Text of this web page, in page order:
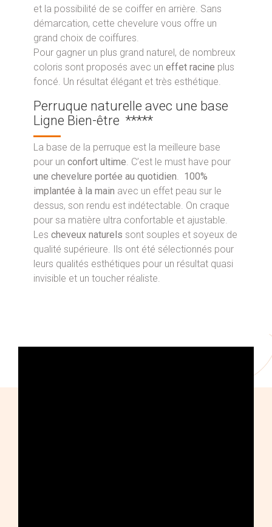
et la possibilité de se coiffer en arrière. Sans
démarcation, cette chevelure vous offre un
grand choix de coiffures.
Pour gagner un plus grand naturel, de nombreux
coloris sont proposés avec un effet racine plus
foncé. Un résultat élégant et très esthétique.
Perruque naturelle avec une base
Ligne Bien-être *****
La base de la perruque est la meilleure base
pour un confort ultime . C’est le must have pour
une chevelure portée au quotidien
100%
implantée à la main avec un effet peau sur le
dessus, son rendu est indétectable. On craque
pour sa matière ultra confortable et ajustable.
Les cheveux naturels sont souples et soyeux de
qualité supérieure. Ils ont été sélectionnés pour
leurs qualités esthétiques pour un résultat quasi
invisible et un toucher réaliste.